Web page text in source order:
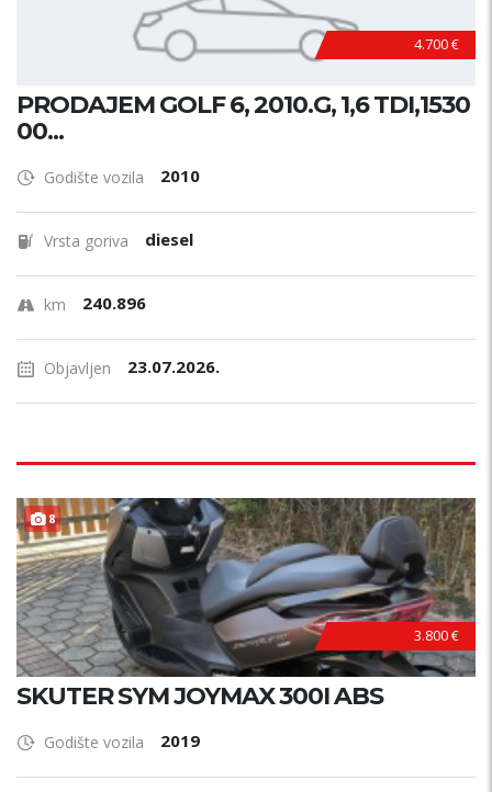
4.700 €
PRODAJEM GOLF 6, 2010.G, 1,6 TDI,1530
00...
Godište vozila 2010
Vrsta goriva diesel
km 240.896
Objavljen 23.07.2026.
8
3.800 €
SKUTER SYM JOYMAX 300I ABS
Godište vozila 2019